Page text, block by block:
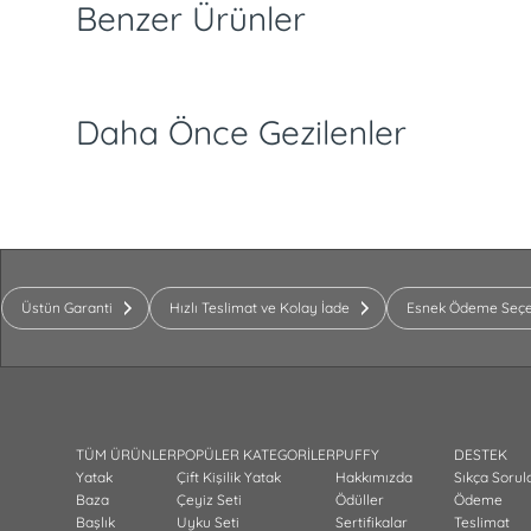
Benzer Ürünler
Daha Önce Gezilenler
Üstün Garanti Hızlı Teslimat ve Kolay İade Esnek Ödeme
TÜM ÜRÜNLER
Yatak
Baza
Başlık
POPÜLER KATEGORİLER
Çift Kişilik Yatak
Çeyiz Seti
Uyku Seti
PUFFY
Hakkımızda
Ödüller
Sertifikalar
DESTEK
Sıkça
Ödeme
Teslimat